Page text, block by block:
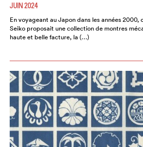
JUIN 2024
En voyageant au Japon dans les années 2000,
Seiko proposait une collection de montres
haute et belle facture, la (…)